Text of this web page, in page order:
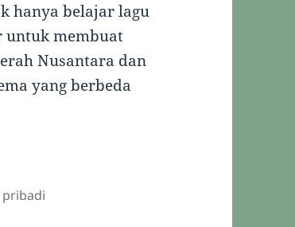
hanya belajar lagu
untuk membuat
Nusantara dan
yang berbeda